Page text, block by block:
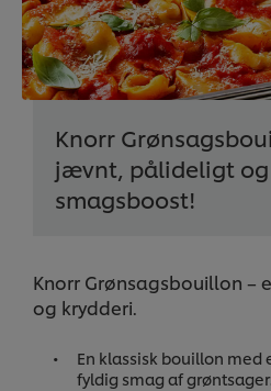
Knorr
jævnt, pålideligt
smagsboost!
Knorr Grønsagsbouillon –
og krydderi.
En klassisk bouillon med
fyldig smag af